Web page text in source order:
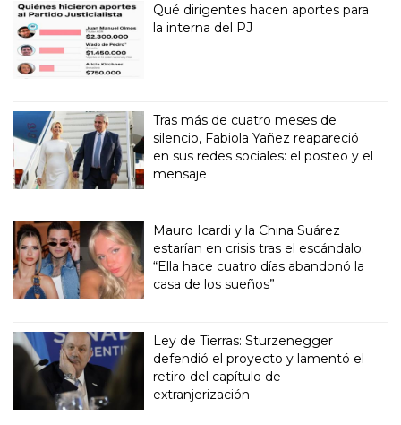
Qué dirigentes hacen aportes para
la interna del PJ
Tras más de cuatro meses de
silencio, Fabiola Yañez reapareció
en sus redes sociales: el posteo y el
mensaje
Mauro Icardi y la China Suárez
estarían en crisis tras el escándalo:
“Ella hace cuatro días abandonó la
casa de los sueños”
Ley de Tierras: Sturzenegger
defendió el proyecto y lamentó el
retiro del capítulo de
extranjerización